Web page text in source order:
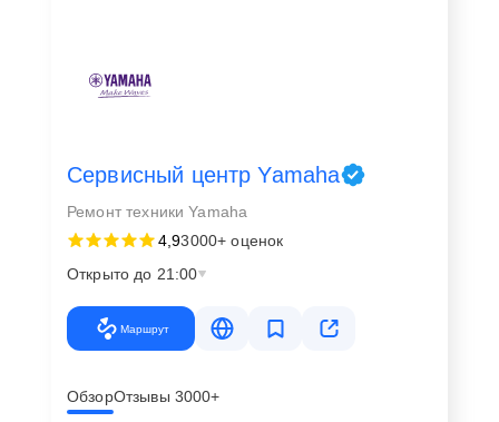
настройку всех компонентов. В Чите сервисный центр
предоставляет полный спектр услуг, направленный на
Диагностика, чистка, регулировка, замена иглы или
ремня – все это входит в список работ, которые
Независимо от модели проигрывателя Ямаха, клиент
получит качественную и надежную помощь.
услуги
Сервисный центр Yamaha
Ремонт техники Yamaha
4,93000+ оценок
Открыто до 21:00
Маршрут
ОбзорОтзывы 3000+